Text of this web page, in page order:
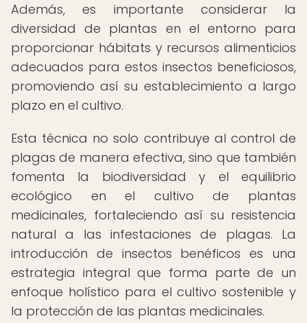
Además, es importante considerar la
diversidad de plantas en el entorno para
proporcionar hábitats y recursos alimenticios
adecuados para estos insectos beneficiosos,
promoviendo así su establecimiento a largo
plazo en el cultivo.
Esta técnica no solo contribuye al control de
plagas de manera efectiva, sino que también
fomenta la biodiversidad y el equilibrio
ecológico en el cultivo de plantas
medicinales, fortaleciendo así su resistencia
natural a las infestaciones de plagas. La
introducción de insectos benéficos es una
estrategia integral que forma parte de un
enfoque holístico para el cultivo sostenible y
la protección de las plantas medicinales.